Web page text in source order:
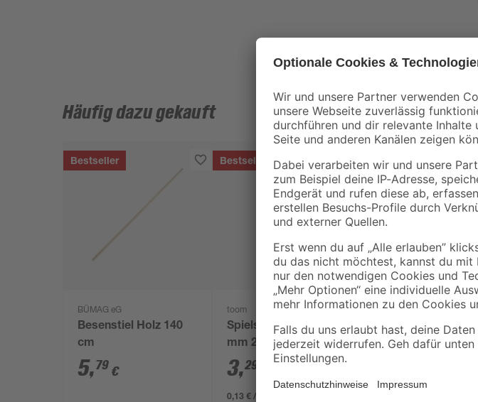
Häufig dazu gekauft
Bestseller
BÜMAG eG
Besenstiel Holz 140
cm
5,79 €
Bestseller
toom
Spielsand beige 0-2
mm 25 kg
3,29
0,13 € / Kilogramm
- 11 %
Baueimer 12 l